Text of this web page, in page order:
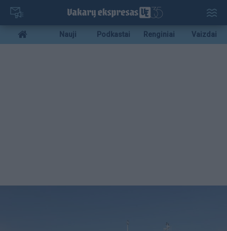
Pereiti
pagrindinį
turinį
Mobile
menu
Nauji Podkastai Renginiai Vaizdai